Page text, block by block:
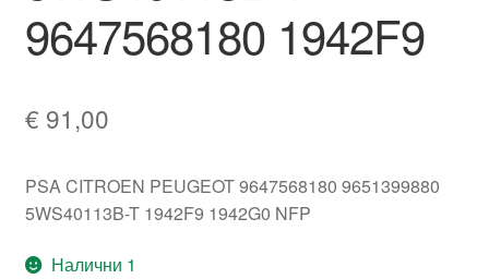
9647568180 1942F9
€ 91,00
PSA CITROEN PEUGEOT 9647568180 9651399880
5WS40113B-T 1942F9 1942G0 NFP
Налични 1